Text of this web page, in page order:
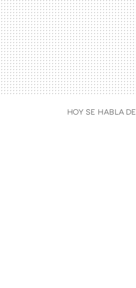
HOY SE HABLA DE